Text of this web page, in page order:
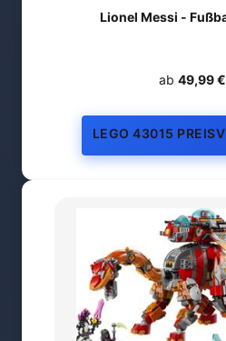
Lionel Messi -
ab 49,99 €
LEGO 43015